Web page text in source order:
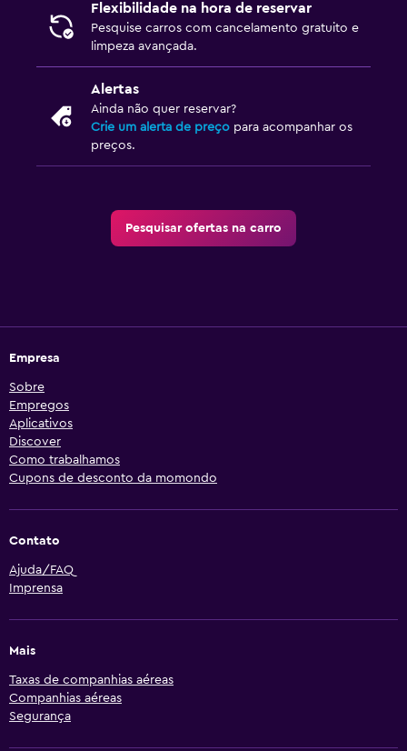
Flexibilidade na hora de reservar
Pesquise carros com cancelamento gratuito e
limpeza avançada.
Alertas
Ainda não quer reservar?
Crie um alerta de preço para acompanhar os
preços.
Pesquisar ofertas na carro
Empresa
Sobre
Empregos
Aplicativos
Discover
Como trabalhamos
Cupons de desconto da momondo
Contato
Ajuda/FAQ
Imprensa
Mais
Taxas de companhias aéreas
Companhias aéreas
Segurança